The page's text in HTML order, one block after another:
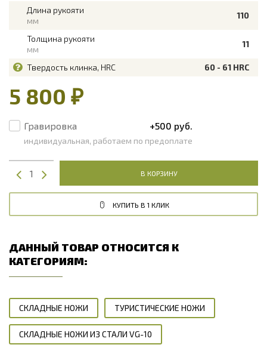
Длина рукояти
мм
110
Толщина рукояти
мм
11
Твердость клинка, HRC 60 - 61 HRC
5 800 ₽
Гравировка +500 руб.
индивидуальная, работаем по предоплате
В КОРЗИНУ
КУПИТЬ В 1 КЛИК
ДАННЫЙ ТОВАР ОТНОСИТСЯ К
КАТЕГОРИЯМ:
СКЛАДНЫЕ НОЖИ ТУРИСТИЧЕСКИЕ НОЖИ
СКЛАДНЫЕ НОЖИ ИЗ СТАЛИ VG-10